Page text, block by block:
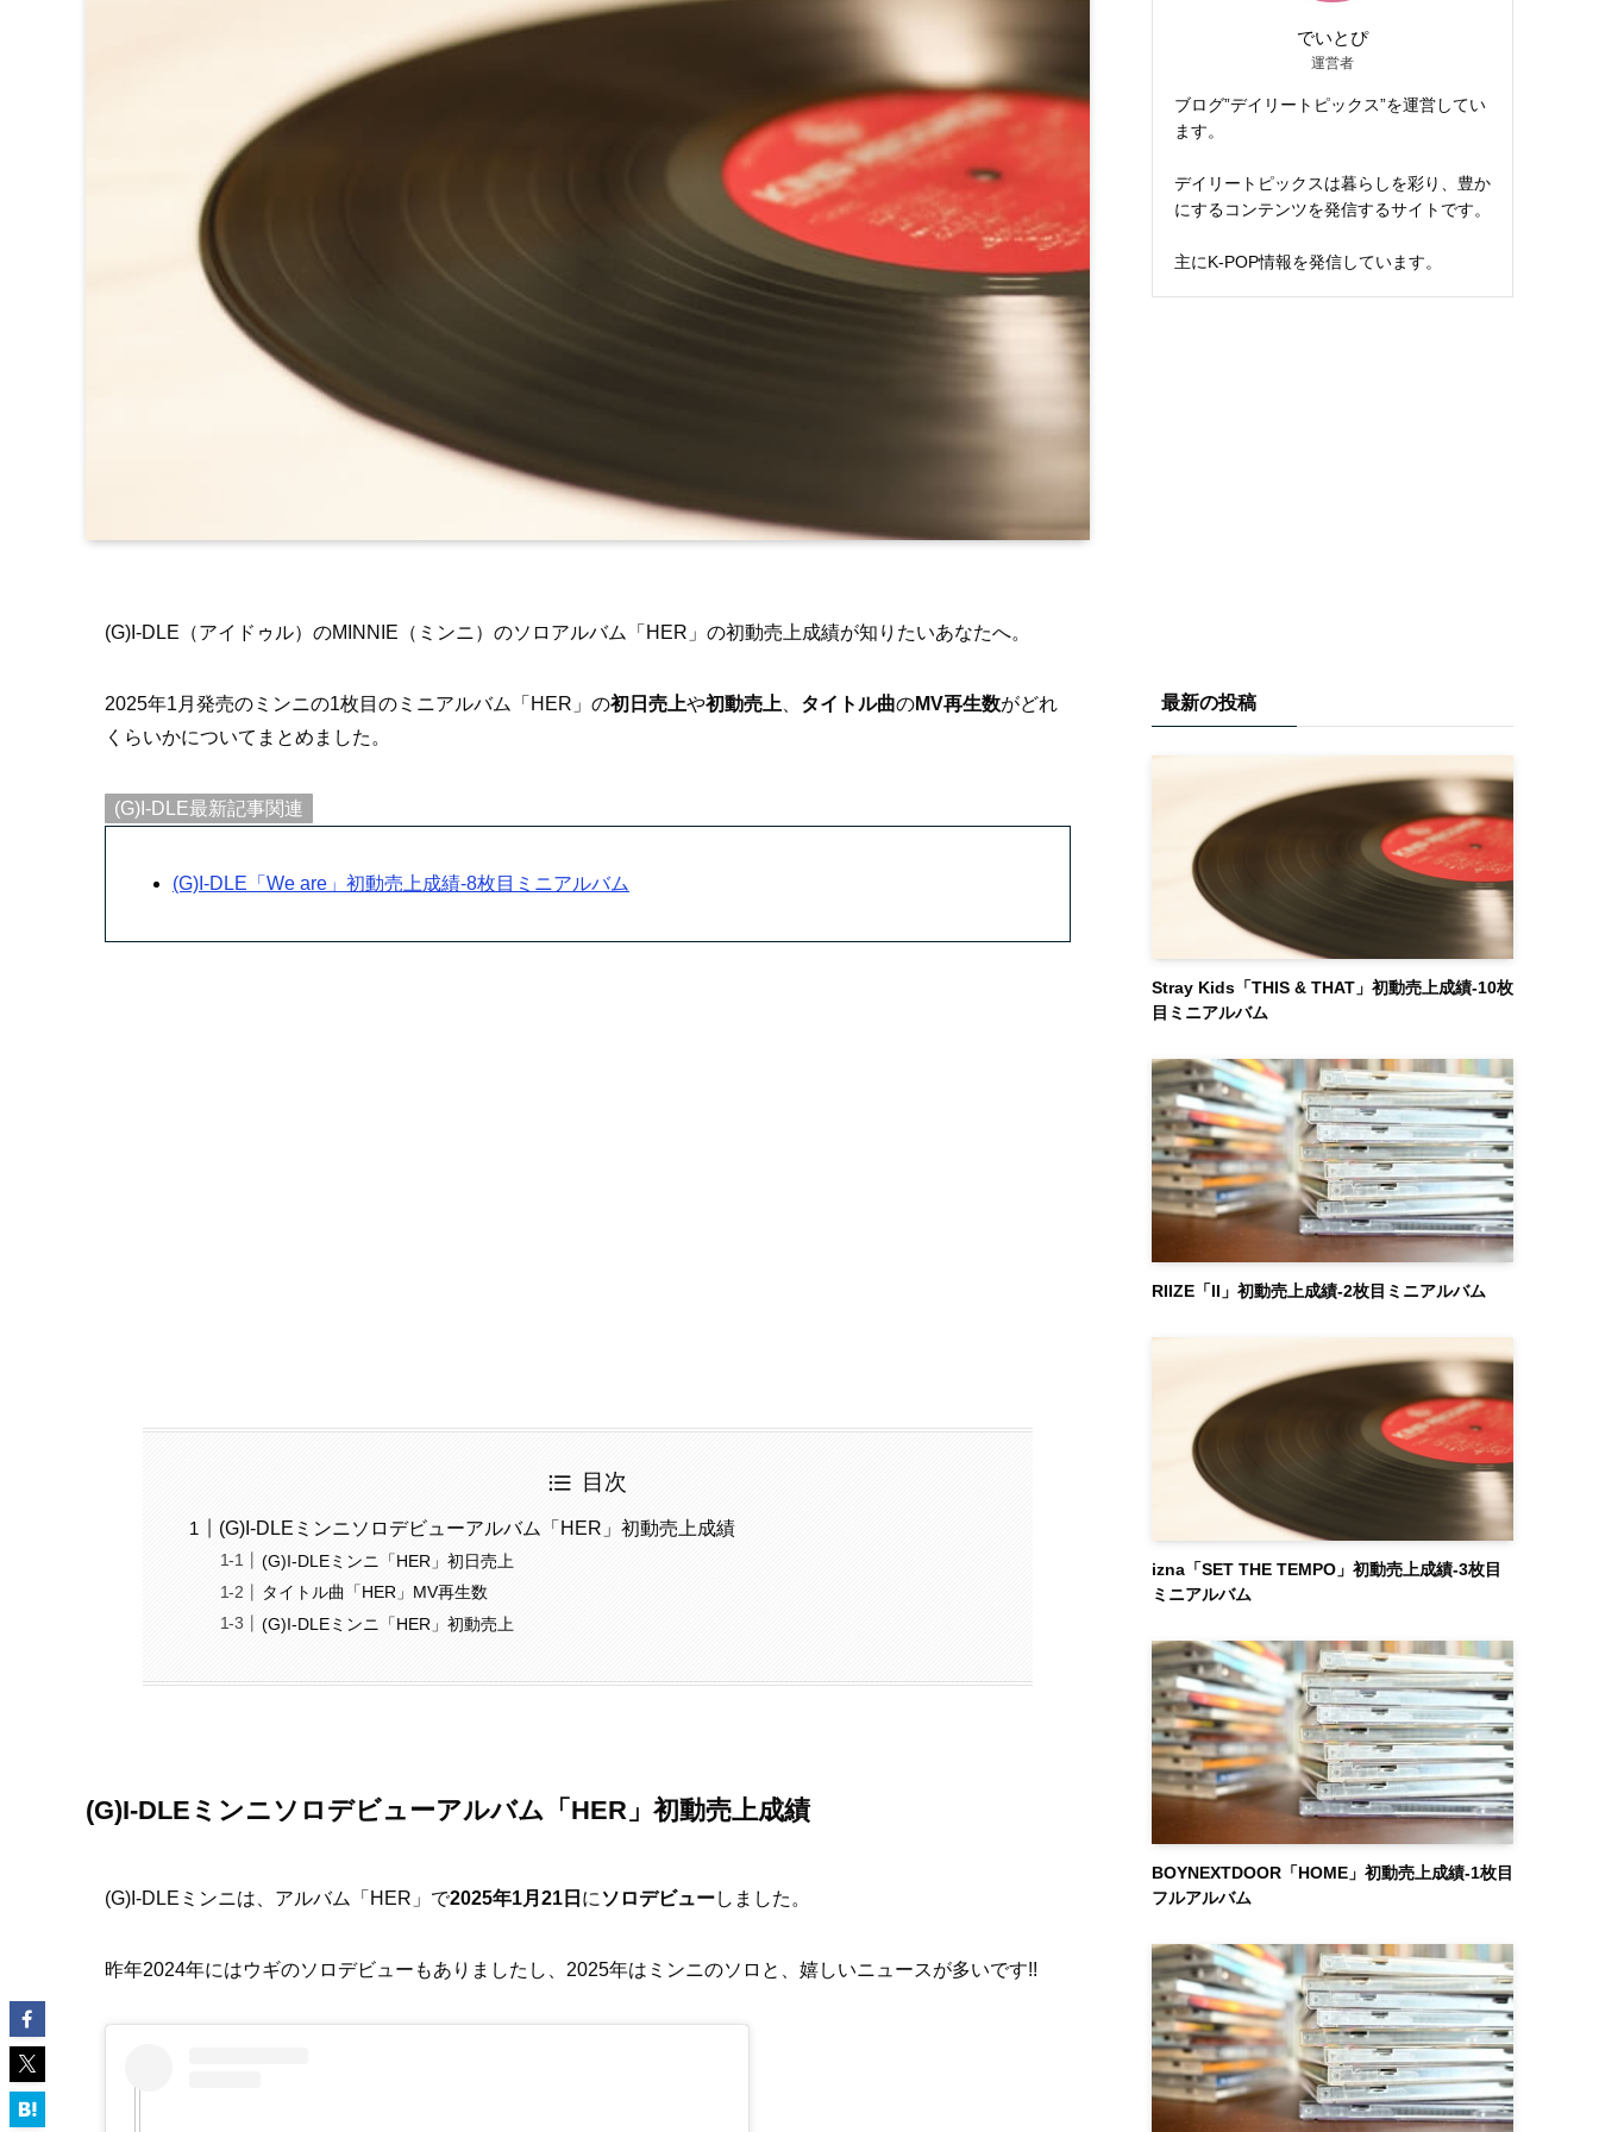
(G)I-DLE（アイドゥル）のMINNIE（ミンニ）のソロアルバム「HER」の初動売上成績が知りたいあなたへ。
2025年1月発売のミンニの1枚目のミニアルバム「HER」の初日売上や初動売上 タイトル曲のMV再生数がどれ
くらいかについてまとめました。
(G)I-DLE最新記事関連
(G)I-DLE「We are」初動売上成績-8枚目ミニアルバム
目次
(G)I-DLEミンニソロデビューアルバム「HER」初動売上成績
(G)I-DLEミンニ「HER」初日売上
タイトル曲「HER」MV再生数
(G)I-DLEミンニ「HER」初動売上
(G)I-DLEミンニソロデビューアルバム「HER」初動売上成績
(G)I-DLEミンニは、アルバム「HER」で2025年1月21日 に ソロデビューしました。
昨年2024年にはウギのソロデビューもありましたし、2025年はミンニのソロと、嬉しいニュースが多いです!!
でいとぴ
運営者
ブログ”デイリートピックス”を運営してい
ます。
デイリートピックスは暮らしを彩り、豊か
にするコンテンツを発信するサイトです。
主にK-POP情報を発信しています。
最新の投稿
Stray Kids「THIS & THAT」初動売上成績-10枚
目ミニアルバム
RIIZE「II」初動売上成績-2枚目ミニアルバム
izna「SET THE TEMPO」初動売上成績-3枚目
ミニアルバム
BOYNEXTDOOR「HOME」初動売上成績-1枚目
フルアルバム